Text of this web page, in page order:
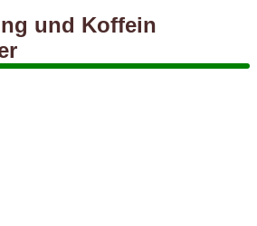
und Koffein